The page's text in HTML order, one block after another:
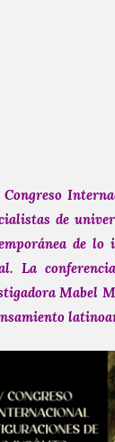
de
de
La
Mabel